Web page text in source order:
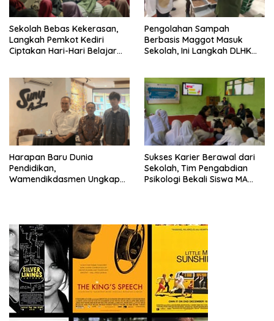
Sekolah Bebas Kekerasan,
Langkah Pemkot Kediri
Ciptakan Hari-Hari Belajar
Pengolahan Sampah
Berbasis Maggot Masuk
Sekolah, Ini Langkah DLHK
Harapan Baru Dunia
Pendidikan,
Wamendikdasmen Ungkap
Sukses Karier Berawal dari
Sekolah, Tim Pengabdian
Psikologi Bekali Siswa MA